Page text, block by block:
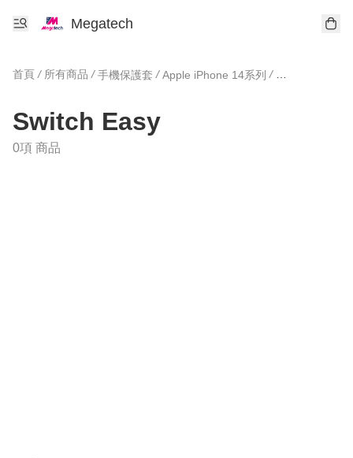
Megatech
首頁 / 所有商品 / 手機保護套 / Apple iPhone 14系列 / Switch Easy
Switch Easy
0項 商品